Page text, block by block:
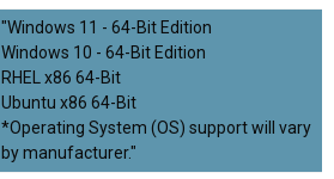
"Windows 11 - 64-Bit Edition
Windows 10 - 64-Bit Edition
RHEL x86 64-Bit
Ubuntu x86 64-Bit
*Operating System (OS) support will vary
by manufacturer."